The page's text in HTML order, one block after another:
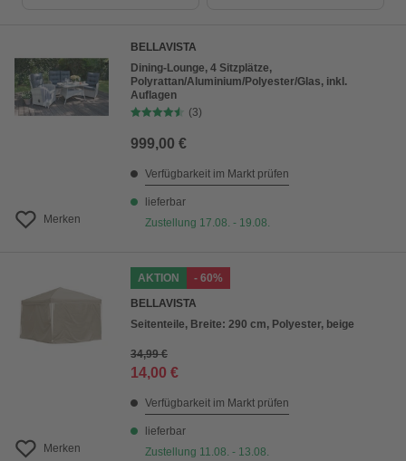
Preis aufsteigend
Preis absteigend
Merken
BELLAVISTA
Dining-Lounge, 4 Sitzplätze,
Polyrattan/Aluminium/Polyester/Glas, inkl.
Auflagen
(3)
999,00 €
Verfügbarkeit im Markt prüfen
lieferbar
Zustellung 17.08. - 19.08.
Merken
AKTION
- 60%
BELLAVISTA
Seitenteile, Breite: 290 cm, Polyester, beige
34,99 €
14,00 €
Verfügbarkeit im Markt prüfen
lieferbar
Zustellung 11.08. - 13.08.